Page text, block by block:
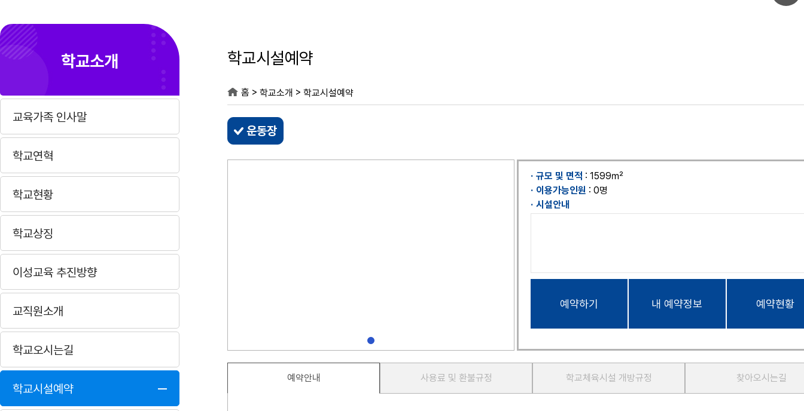
학교소개
교육가족 인사말
학교연혁
학교현황
학교상징
이성교육 추진방향
교직원소개
학교오시는길
학교시설예약
학교시설예약
홈 > 학교소개 > 학교시설예약
운동장
규모 및 면적 : 1599㎡
이용가능인원 : 0명
시설안내
예약하기 내 예약정보 예약현황
예약안내 사용료 및 환불규정 학교체육시설 개방규정 찾아오시는길